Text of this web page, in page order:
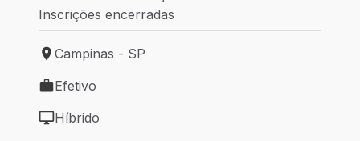
Inscrições encerradas
Local de trabalho: Campinas - SP
Campinas - SP
Tipo de vaga: Efetivo
Efetivo
Modelo de trabalho: Híbrido
Híbrido